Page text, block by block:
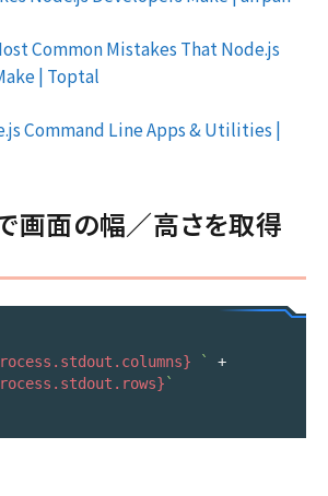
Common Mistakes That Node.js
| Toptal
Command Line Apps & Utilities |
画面の幅／高さを取得
`
+
`